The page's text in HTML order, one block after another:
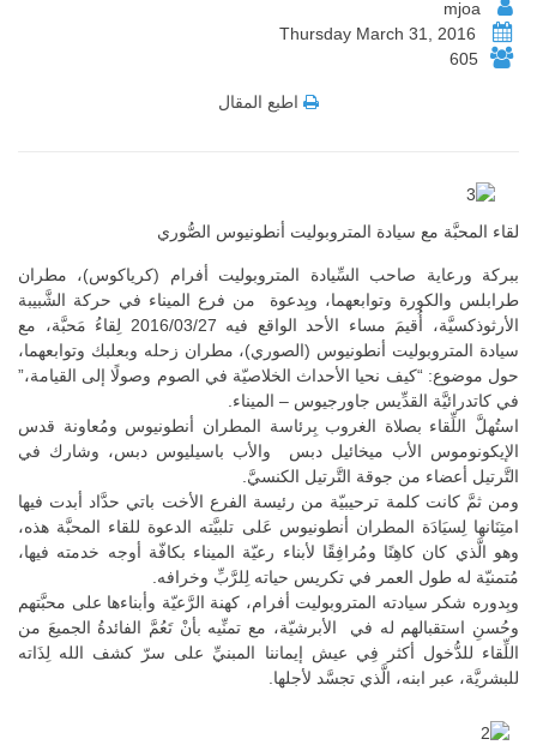
605
اطبع المقال
لقاء المحبَّة مع سيادة المتروبوليت أنطونيوس الصُّوري
ببركة ورعاية صاحب السِّيادة المتروبوليت أفرام (كرياكوس)، مطران
طرابلس والكورة وتوابعهما، وبِدعوة من فرع الميناء في حركة الشَّبيبة
الأرثوذكسيَّة، أُقيمَ مساء الأحد الواقع فيه 2016/03/27 لِقاءُ مَحبَّة، مع
سيادة المتروبوليت أنطونيوس (الصوري)، مطران زحله وبعلبك وتوابعهما،
حول موضوع: “كيف نحيا الأحداث الخلاصيّة في الصوم وصولًا إلى القيامة،”
في كاتدرائيَّة القدِّيس جاورجيوس – الميناء.
استُهلَّ اللِّقاء بصلاة الغروب بِرئاسة المطران أنطونيوس ومُعاونة قدس
الإيكونوموس الأب ميخائيل دبس والأب باسيليوس دبس، وشارك في
التَّرتيل أعضاء من جوقة التَّرتيل الكنسيَّ.
ومن ثمَّ كانت كلمة ترحيبيّة من رئيسة الفرع الأخت باتي حدَّاد أبدت فيها
امتِنَانها لِسيَادَة المطران أنطونيوس عَلى تلبيَّته الدعوة للقاء المحبَّة هذه،
وهو الَّذي كان كاهِنًا ومُرافِقًا لأبناء رعيّة الميناء بكافّة أوجه خدمته فيها،
مُتمنيّة له طول العمر في تكريس حياته لِلرَّبِّ وخرافه.
وبِدوره شكر سيادته المتروبوليت أفرام، كهنة الرَّعيّة وأبناءها على محبَّتهم
وحُسنِ استقبالهم له في الأبرشيّة، مع تمنِّيه بأنْ تَعُمَّ الفائدةُ الجميعَ من
اللِّقاء للدُّخول أكثر فِي عيش إيماننا المبنيِّ على سرّ كشف الله لِذَاته
للبشريَّة، عبر ابنه، الَّذي تجسَّد لأجلها.